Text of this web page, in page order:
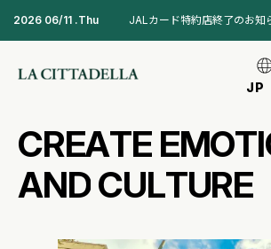
2026 06/11 .Thu JALカード特約店終了のお知
JP
CREATE EMOTI
ANDCULTURE